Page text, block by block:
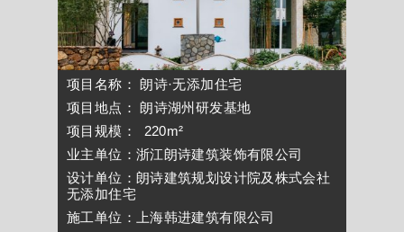
项目名称： 朗诗·无添加住宅
项目地点： 朗诗湖州研发基地
项目规模： 220m²
业主单位：浙江朗诗建筑装饰有限公司
设计单位：朗诗建筑规划设计院及株式会社
无添加住宅
施工单位：上海韩进建筑有限公司